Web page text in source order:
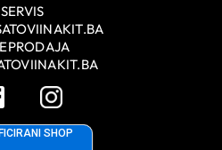
SERVIS